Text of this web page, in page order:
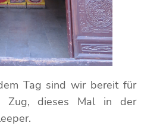
Tag sind wir bereit für
Zug, dieses Mal in der